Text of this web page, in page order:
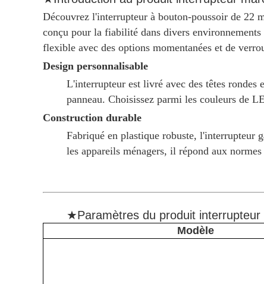
Découvrez l'interrupteur à bouton-poussoir de 22
conçu pour la fiabilité dans divers
flexible avec des options momentanées et de
Design personnalisable
L'interrupteur est livré avec des têtes rondes
panneau. Choisissez parmi les couleurs de
Construction durable
Fabriqué en plastique robuste, l'interrupteur
les appareils ménagers, il répond aux
★Paramètres du produit
Modèle